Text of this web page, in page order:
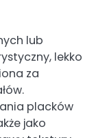
lub
lekko
za
placków
jako